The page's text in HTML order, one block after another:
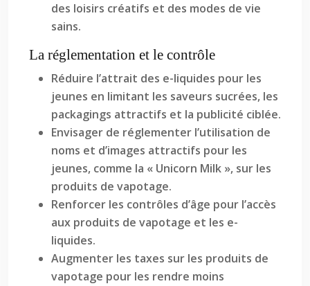
des loisirs créatifs et des modes de vie
sains.
La réglementation et le contrôle
Réduire l’attrait des e-liquides pour les
jeunes en limitant les saveurs sucrées, les
packagings attractifs et la publicité ciblée.
Envisager de réglementer l’utilisation de
noms et d’images attractifs pour les
jeunes, comme la « Unicorn Milk », sur les
produits de vapotage.
Renforcer les contrôles d’âge pour l’accès
aux produits de vapotage et les e-
liquides.
Augmenter les taxes sur les produits de
vapotage pour les rendre moins